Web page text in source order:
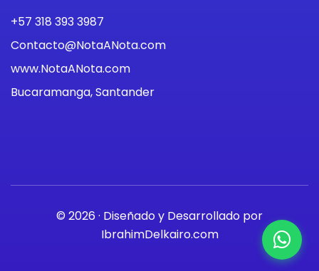
+57 318 393 3987
Contacto@NotaANota.com
www.NotaANota.com
Bucaramanga, Santander
© 2026 · Diseñado y Desarrollado por
IbrahimDelkairo.com